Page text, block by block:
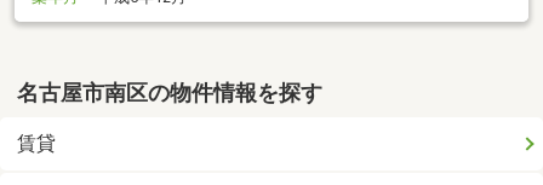
名古屋市南区の物件情報を探す
賃貸